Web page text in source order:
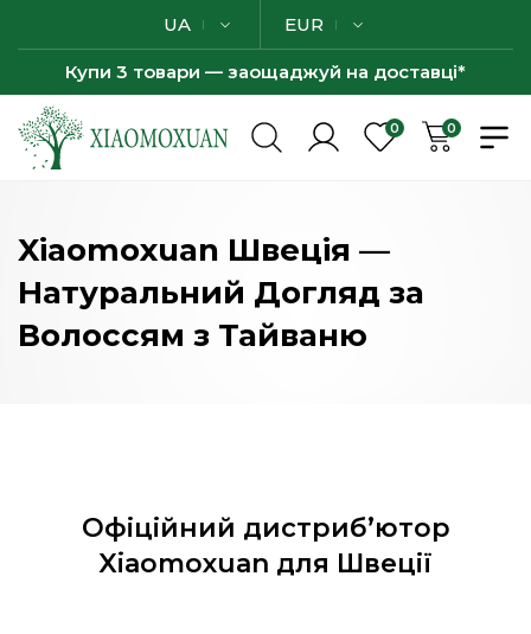
UA EUR
Купи 3 товари — заощаджуй на доставці*
0 0
Xiaomoxuan Швеція —
Натуральний Догляд за
Волоссям з Тайваню
Офіційний дистриб’ютор
Xiaomoxuan для Швеції